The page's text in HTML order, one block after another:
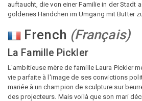
auftaucht, die von einer Familie in der Stadt
goldenes Händchen im Umgang mit Butter
French (Français)
La Famille Pickler
L'ambitieuse mère de famille Laura Pickler
vie parfaite à l'image de ses convictions
mariée à un champion de sculpture sur
des projecteurs. Mais voilà que son mari